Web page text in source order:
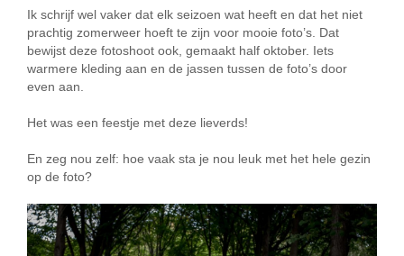
Ik schrijf wel vaker dat elk seizoen wat heeft en dat het niet
prachtig zomerweer hoeft te zijn voor mooie foto’s. Dat
bewijst deze fotoshoot ook, gemaakt half oktober. Iets
warmere kleding aan en de jassen tussen de foto’s door
even aan.
Het was een feestje met deze lieverds!
En zeg nou zelf: hoe vaak sta je nou leuk met het hele gezin
op de foto?